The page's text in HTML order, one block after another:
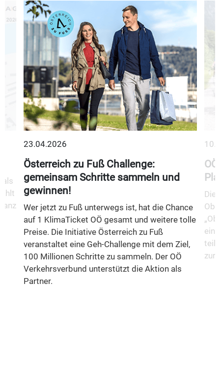
als
23.04.2026
Österreich zu Fuß Challenge:
gemeinsam Schritte sammeln und
gewinnen!
Wer jetzt zu Fuß unterwegs ist, hat die Chance
auf 1 KlimaTicket OÖ gesamt und weitere tolle
Preise. Die Initiative Österreich zu Fuß
veranstaltet eine Geh-Challenge mit dem Ziel,
100 Millionen Schritte zu sammeln. Der OÖ
Verkehrsverbund unterstützt die Aktion als
Partner.
Die